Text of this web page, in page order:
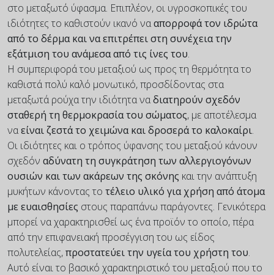
στο μεταξωτό ύφασμα. Επιπλέον, οι υγροσκοπικές του
ιδιότητες το καθιστούν ικανό νααπορροφά τον ιδρώτα
από το δέρμα και να επιτρέπει στη συνέχεια την
εξάτμιση του ανάμεσα από τις ίνες του.
Η συμπεριφορά του μεταξιού ως προς τη θερμότητα το
καθιστά πολύ καλό μονωτικό, προσδίδοντας στα
μεταξωτά ρούχα την ιδιότητα ναδιατηρούν σχεδόν
σταθερή τη θερμοκρασία του σώματος, με αποτέλεσμα
ναείναι ζεστά το χειμώνα και δροσερά το καλοκαίρι.
Οι ιδιότητες και ο τρόπος ύφανσης του μεταξιού κάνουν
σχεδόν αδύνατη τη συγκράτηση των αλλεργιογόνων
ουσιών και των ακάρεων της σκόνης και την ανάπτυξη
μυκήτων κάνοντας το τέλειο υλικό για χρήση από άτομα
με ευαισθησίες στους παραπάνω παράγοντες. Γενικότερα
μπορεί να χαρακτηρισθεί ως ένα προϊόν το οποίο, πέρα
από την επιφανειακή προσέγγιση του ως είδος
πολυτελείας,προστατεύει την υγεία του χρήστη του.
Αυτό είναι το βασικό χαρακτηριστικό του μεταξιού που το